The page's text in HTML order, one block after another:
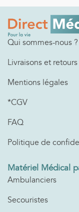
Qui sommes-nous ?
Livraisons et retours
Mentions légales
*CGV
FAQ
Politique de
Matériel Médical
Ambulanciers
Secouristes